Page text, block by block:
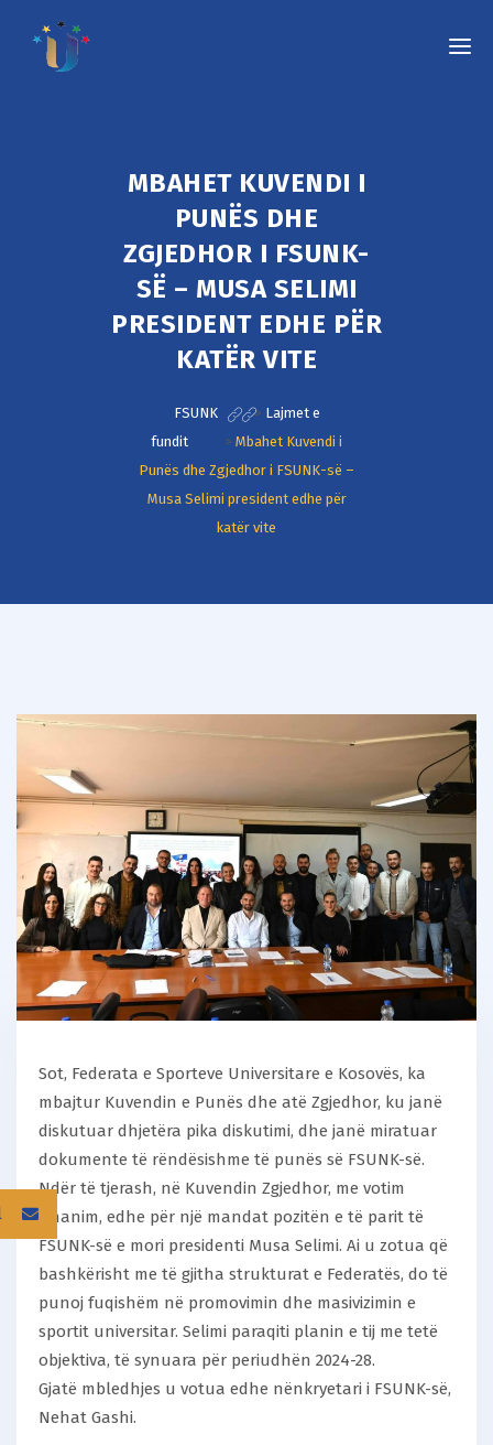
MBAHET KUVENDI I
PUNËS DHE
ZGJEDHOR I FSUNK-
SË – MUSA SELIMI
PRESIDENT EDHE PËR
KATËR VITE
FSUNK > Lajmet e
fundit
> Mbahet Kuvendi i
Punës dhe Zgjedhor i FSUNK-së –
Musa Selimi president edhe për
katër vite
Sot, Federata e Sporteve Universitare e Kosovës, ka
mbajtur Kuvendin e Punës dhe atë Zgjedhor, ku janë
diskutuar dhjetëra pika diskutimi, dhe janë miratuar
dokumente të rëndësishme të punës së FSUNK-së.
Ndër të tjerash, në Kuvendin Zgjedhor, me votim
unanim, edhe për një mandat pozitën e të parit të
FSUNK-së e mori presidenti Musa Selimi. Ai u zotua që
bashkërisht me të gjitha strukturat e Federatës, do të
punoj fuqishëm në promovimin dhe masivizimin e
sportit universitar. Selimi paraqiti planin e tij me tetë
objektiva, të synuara për periudhën 2024-28.
Gjatë mbledhjes u votua edhe nënkryetari i FSUNK-së,
Nehat Gashi.